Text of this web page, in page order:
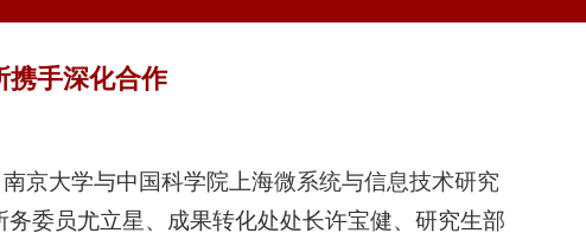
携手深化合作
南京大学与中国科学院上海微系统与信息技术研究
委员尤立星、成果转化处处长许宝健、研究生部